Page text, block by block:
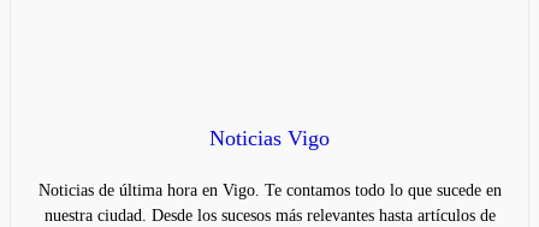
Noticias Vigo
Noticias de última hora en Vigo. Te contamos todo lo que sucede en
nuestra ciudad. Desde los sucesos más relevantes hasta artículos de